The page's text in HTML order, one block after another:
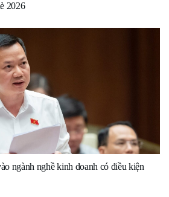
2026
ngành nghề kinh doanh có điều kiện